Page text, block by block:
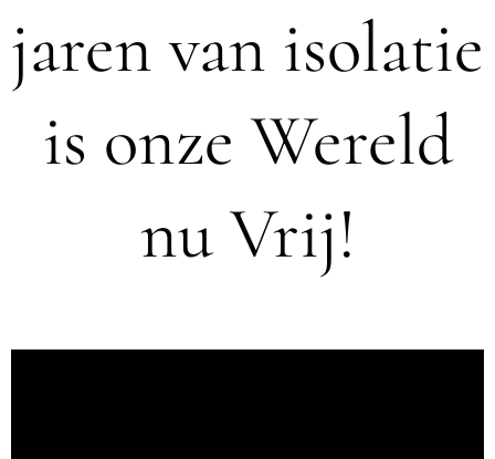
jaren van isolatie
is onze Wereld
nu Vrij!